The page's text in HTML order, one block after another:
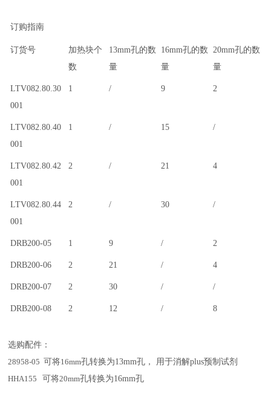
订购指南
订货号
加热块个
数
13mm孔的数
量
16mm孔的数
量
20mm孔的数
量
LTV082.80.30
001
1 / 9 2
LTV082.80.40
001
1 / 15 /
LTV082.80.42
001
2 / 21 4
LTV082.80.44
001
2 / 30 /
DRB200-05 1 9 / 2
DRB200-06 2 21 / 4
DRB200-07 2 30 / /
DRB200-08 2 12 / 8
选购配件：
28958-05 可将16mm孔转换为13mm孔， 用于消解plus预制试剂
HHA155
可将20mm孔转换为16mm孔